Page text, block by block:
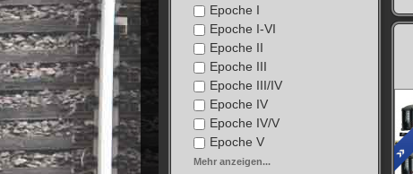
Epoche I
Epoche I-VI
Epoche II
Epoche III
Epoche III/IV
Epoche IV
Epoche IV/V
Epoche V
Mehr anzeigen...